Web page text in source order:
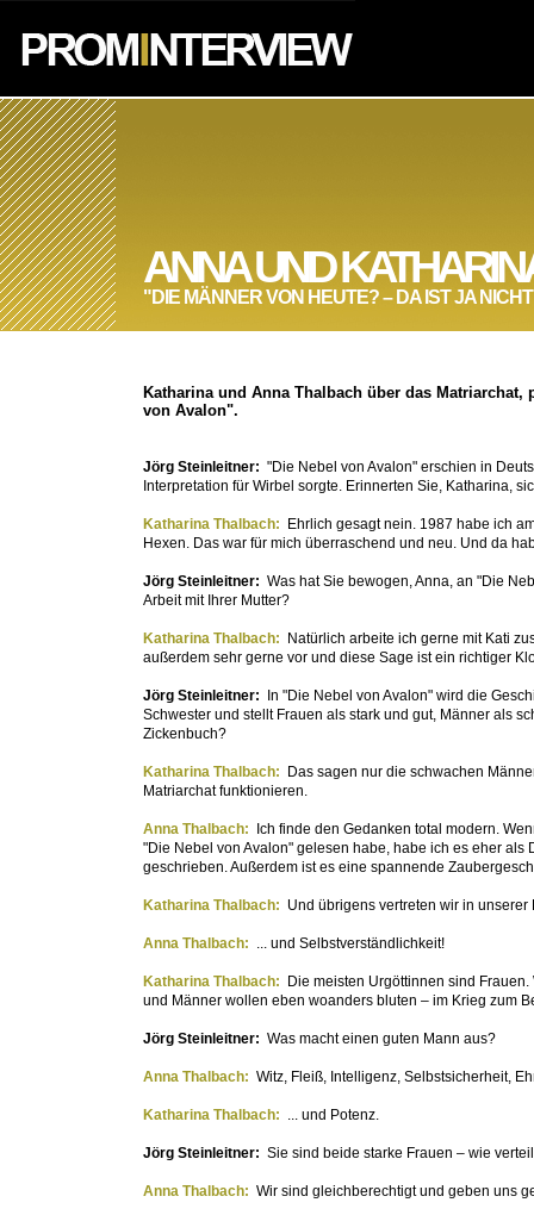
ANNA UND
"DIE MÄNNER VON HEUTE? – DA IST JA
Katharina und Anna Thalbach über das
von Avalon".
Jörg Steinleitner: "Die Nebel von Avalon" erschien in
Interpretation für Wirbel sorgte. Erinnerten Sie, Katharina,
Katharina Thalbach:
Ehrlich gesagt nein. 1987 habe ich
Hexen. Das war für mich überraschend und neu. Und da
Jörg Steinleitner: Was hat Sie bewogen, Anna, an "Die
Arbeit mit Ihrer Mutter?
Katharina Thalbach:
Natürlich arbeite ich gerne mit Kati
außerdem sehr gerne vor und diese Sage ist ein richtiger
Jörg Steinleitner:
In "Die Nebel von Avalon" wird die
Schwester und stellt Frauen als stark und gut, Männer als
Zickenbuch?
Katharina Thalbach:
Das sagen nur die schwachen
Matriarchat funktionieren.
Anna Thalbach:
Ich finde den Gedanken total modern.
"Die Nebel von Avalon" gelesen habe, habe ich es eher
geschrieben. Außerdem ist es eine spannende
Katharina Thalbach: Und übrigens vertreten wir in
Anna Thalbach: ... und Selbstverständlichkeit!
Katharina Thalbach:
Die meisten Urgöttinnen sind
und Männer wollen eben woanders bluten – im Krieg zum
Jörg Steinleitner: Was macht einen guten Mann aus?
Anna Thalbach: Witz, Fleiß, Intelligenz, Selbstsicherheit,
Katharina Thalbach: ... und Potenz.
Jörg Steinleitner: Sie sind beide starke Frauen – wie
Anna Thalbach: Wir sind gleichberechtigt und geben uns